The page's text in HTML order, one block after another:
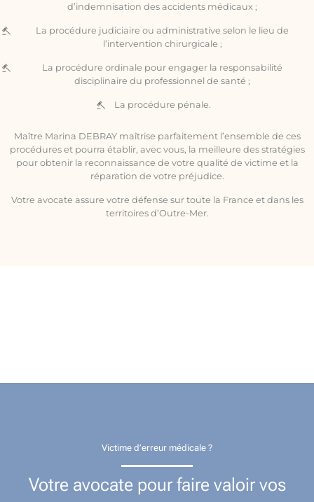
d’indemnisation des accidents médicaux ;
La procédure judiciaire ou administrative selon le lieu de
l’intervention chirurgicale ;
La procédure ordinale pour engager la responsabilité
disciplinaire du professionnel de santé ;
La procédure pénale.
Maître Marina DEBRAY maîtrise parfaitement l’ensemble de ces
procédures et pourra établir, avec vous, la meilleure des stratégies
pour obtenir la reconnaissance de votre qualité de victime et la
réparation de votre préjudice.
Votre avocate assure votre défense sur toute la France et dans les
territoires d’Outre-Mer.
Victime d’erreur médicale ?
Votre avocate pour faire valoir vos